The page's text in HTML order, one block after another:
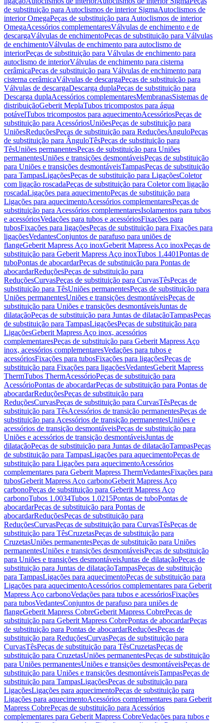
de substituição para Autoclismos de interior SigmaAutoclismos de
interior OmegaPeças de substituição para Autoclismos de interior
OmegaAcessórios complementaresVálvulas de enchimento e de
descargaVálvulas de enchimentoPeças de substituição para Válvulas
de enchimentoVálvulas de enchimento para autoclismo de
interiorPeças de substituição para Válvulas de enchimento para
autoclismo de interiorVálvulas de enchimento para cisterna
cerâmicaPeças de substituição para Válvulas de enchimento para
cisterna cerâmicaVálvulas de descargaPeças de substituição para
Válvulas de descargaDescarga duplaPeças de substituição para
Descarga duplaAcessórios complementaresMembranasSistemas de
distribuiçãoGeberit MeplaTubos tricompostos para água
potávelTubos tricompostos para aquecimentoAcessóriosPeças de
substituição para AcessóriosUniõesPeças de substituição para
UniõesReduçõesPeças de substituição para ReduçõesÂnguloPeças
de substituição para ÂnguloTêsPeças de substituição para
TêsUniões permanentesPeças de substituição para Uniões
permanentesUniões e transições desmontáveisPeças de substituição
para Uniões e transições desmontáveisTampasPeças de substituição
para TampasLigaçõesPeças de substituição para LigaçõesColetor
com ligação roscadaPeças de substituição para Coletor com ligação
roscadaLigações para aquecimentoPeças de substituição para
Ligações para aquecimentoAcessórios complementaresPeças de
substituição para Acessórios complementaresIsolamentos para tubos
e acessóriosVedações para tubos e acessóriosFixações para
tubosFixações para ligaçõesPeças de substituição para Fixações para
ligaçõesVedantesConjuntos de parafuso para uniões de
flangeGeberit Mapress Aço inoxGeberit Mapress Aço inoxPeças de
substituição para Geberit Mapress Aço inoxTubos 1.4401Pontas de
tuboPontas de abocardarPeças de substituição para Pontas de
abocardarReduçõesPeças de substituição para
ReduçõesCurvasPeças de substituição para CurvasTêsPeças de
substituição para TêsUniões permanentesPeças de substituição para
Uniões permanentesUniões e transições desmontáveisPeças de
substituição para Uniões e transições desmontáveisJuntas de
dilataçãoPeças de substituição para Juntas de dilataçãoTampasPeças
de substituição para TampasLigaçõesPeças de substituição para
LigaçõesGeberit Mapress Aço inox, acessórios
complementaresPeças de substituição para Geberit Mapress Aço
inox, acessórios complementaresVedações para tubos e
acessóriosFixações para tubosFixações para ligaçõesPeças de
substituição para Fixações para ligaçõesVedantesGeberit Mapress
ThermTubos ThermAcessórioPeças de substituição para
AcessórioPontas de abocardarPeças de substituição para Pontas de
abocardarReduçõesPeças de substituição para
ReduçõesCurvasPeças de substituição para CurvasTêsPeças de
substituição para TêsAcessórios de transição permanentesPeças de
substituição para Acessórios de transição permanentesUniões e
acessórios de transição desmontáveisPeças de substituição para
Uniões e acessórios de transição desmontáveisJuntas de
dilataçãoPeças de substituição para Juntas de dilataçãoTampasPeças
de substituição para TampasLigações para aquecimentoPeças de
substituição para Ligações para aquecimentoAcessórios
complementares para Geberit Mapress ThermVedantesFixações para
tubosGeberit Mapress Aço carbonoGeberit Mapress Aço
carbonoPeças de substituição para Geberit Mapress Aço
carbonoTubos 1.0034Tubos 1.0215Pontas de tuboPontas de
abocardarPeças de substituição para Pontas de
abocardarReduçõesPeças de substituição para
ReduçõesCurvasPeças de substituição para CurvasTêsPeças de
substituição para TêsCruzetasPeças de substituição para
CruzetasUniões permanentesPeças de substituição para Uniões
permanentesUniões e transições desmontáveisPeças de substituição
para Uniões e transições desmontáveisJuntas de dilataçãoPeças de
substituição para Juntas de dilataçãoTampasPeças de substituição
para TampasLigações para aquecimentoPeças de substituição para
Ligações para aquecimentoAcessórios complementares para Geberit
Mapress Aço carbonoVedações para tubos e acessóriosFixações
para tubosVedantesConjuntos de parafuso para uniões de
flangeGeberit Mapress CobreGeberit Mapress CobrePeças de
substituição para Geberit Mapress CobrePontas de abocardarPeças
de substituição para Pontas de abocardarReduçõesPeças de
substituição para ReduçõesCurvasPeças de substituição para
CurvasTêsPeças de substituição para TêsCruzetasPeças de
substituição para CruzetasUniões permanentesPeças de substituição
para Uniões permanentesUniões e transições desmontáveisPeças de
substituição para Uniões e transições desmontáveisTampasPeças de
substituição para TampasLigaçõesPeças de substituição para
LigaçõesLigações para aquecimentoPeças de substituição para
Ligações para aquecimentoAcessórios complementares para Geberit
Mapress CobrePeças de substituição para Acessórios
complementares para Geberit Mapress CobreVedações para tubos e